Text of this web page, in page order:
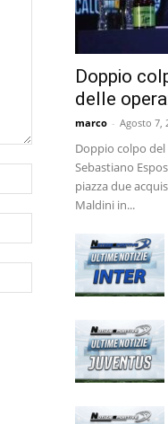
Doppio
delle
marco - Agosto 7,
Doppio colpo
Sebastiano
piazza due
Maldini in...